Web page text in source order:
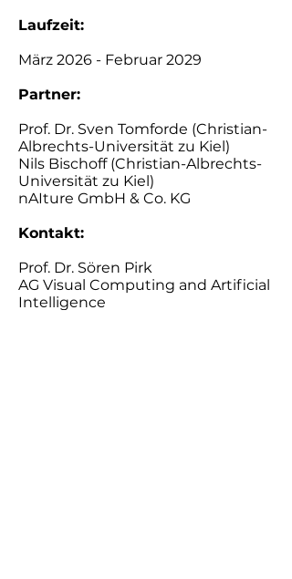
​Laufzeit:​
März 2026 - Februar 2029
Partner:
Prof. Dr. Sven Tomforde (Christian-
Albrechts-Universität zu Kiel)
Nils Bischoff (Christian-Albrechts-
Universität zu Kiel)
nAIture GmbH & Co. KG​​​
Kontakt:
​Prof. Dr. Sören Pirk
AG Visual Computing and Artificial
Intelligence